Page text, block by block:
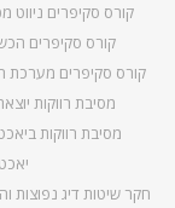
קורס סקיפרים ניווט
קורס סקיפרים
קורס סקיפרים מערכת
מסיבת רווקות
מסיבת רווקות
חקר שיטות דיג נפוצות